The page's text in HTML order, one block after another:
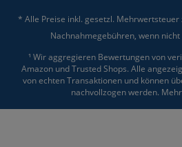
* Alle Preise inkl. gesetzl. Mehrwertsteuer
Nachnahmegebühren, wenn
¹ Wir aggregieren Bewertungen von
Amazon und Trusted Shops. Alle
von echten Transaktionen und können
nachvollzogen werden.